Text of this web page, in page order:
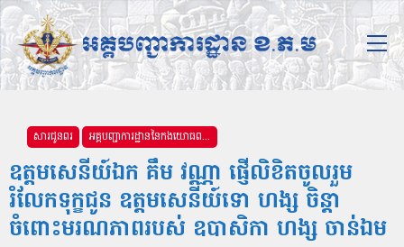
សារជូនពរ អគ្គបញ្ជាការដ្ឋាននៃកងយោធពលខេមរភូមិន្ទ
ឧត្តមសេនីយ៍ឯក គឹម វណ្ណា ផ្ញើលិខិតចូលរួម
រំលែកទុក្ខជូន ឧត្ដមសេនីយ៍ទោ ហង្ស ចិន្តា
ចំពោះមរណភាពរបស់ ឧបាសិកា ហង្ស ចាន់ឯម